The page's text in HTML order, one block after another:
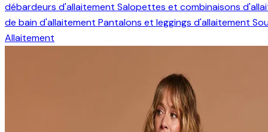
débardeurs d'allaitement Salopettes et combinaisons
de bain d'allaitement Pantalons et leggings d'allaitement
Allaitement